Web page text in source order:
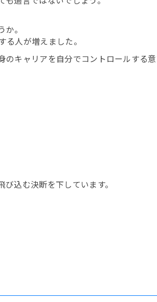
。
人が増えました。
キャリアを自分でコントロールする
込む決断を下しています。